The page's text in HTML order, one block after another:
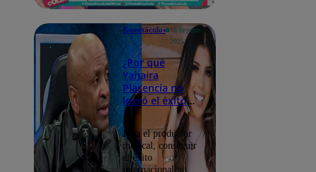
Farfán? Esto
dijo la cantante
Espectáculos
10 de junio
2025
¿Por qué
Yahaira
Plasencia no
logró el éxito
internacional?
Esto dijo Serio
George
Para el productor
musical, conseguir
el éxito
internacional no